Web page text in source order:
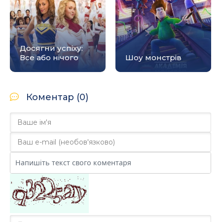
Досягни успіху:
Все або нічого
Шоу монстрів
Коментар (0)